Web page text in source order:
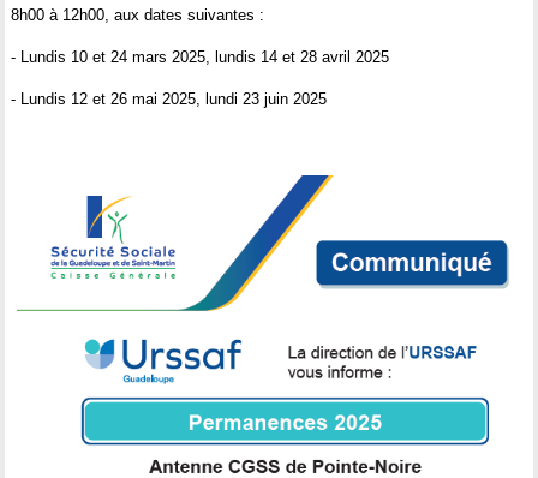
8h00 à 12h00, aux dates suivantes :
- Lundis 10 et 24 mars 2025, lundis 14 et 28 avril 2025
- Lundis 12 et 26 mai 2025, lundi 23 juin 2025